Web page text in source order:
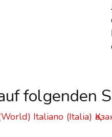
folgenden
Italiano (Italia)